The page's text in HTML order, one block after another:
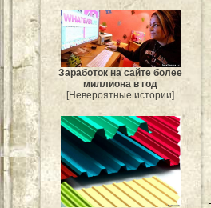
Заработок на сайте более
миллиона в год
[Невероятные истории]